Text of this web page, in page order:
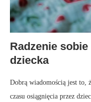
Radzenie
dziecka
Dobrą wiadomością jest to,
czasu osiągnięcia przez